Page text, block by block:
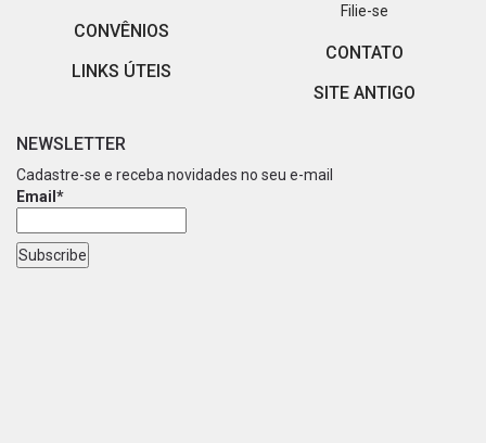
CONVÊNIOS
LINKS ÚTEIS
Filie-se
CONTATO
SITE ANTIGO
NEWSLETTER
Cadastre-se e receba novidades no seu e-mail
Email*